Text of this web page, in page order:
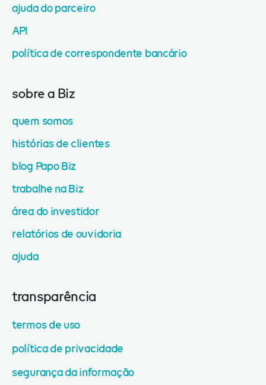
ajuda do parceiro
API
política de correspondente bancário
sobre a Biz
quem somos
histórias de clientes
blog Papo Biz
trabalhe na Biz
área do investidor
relatórios de ouvidoria
ajuda
transparência
termos de uso
política de privacidade
segurança da informação